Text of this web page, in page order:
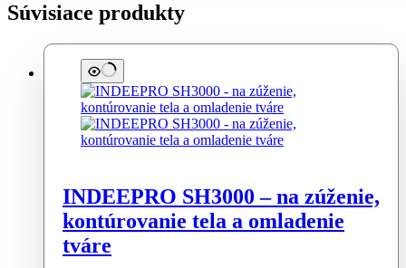
Súvisiace produkty
INDEEPRO SH3000 – na zúženie,
kontúrovanie tela a omladenie
tváre